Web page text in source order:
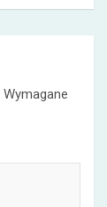
Wymagane